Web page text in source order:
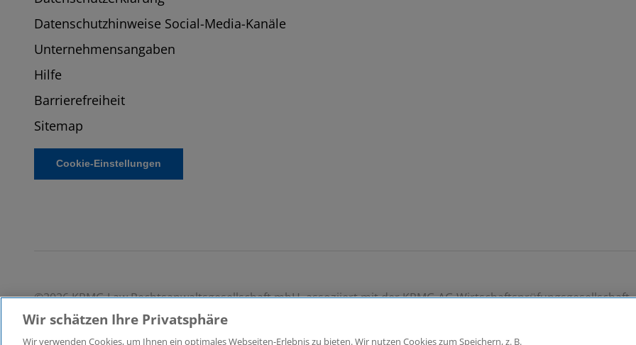
Datenschutzhinweise Social-Media-Kanäle
Unternehmensangaben
Hilfe
Barrierefreiheit
Sitemap
Cookie-Einstellungen
©2026 KPMG Law Rechtsanwaltsgesellschaft mbH, assoziiert mit der KPMG AG
ein Mitglied der globalen KPMG-Organisation unabhängiger Mitgliedsfirmen, die KPMG International Limited,
angeschlossen sind. Alle Rechte vorbehalten. Für weitere Einzelheiten über die Struktur der globalen
Wir schätzen Ihre Privatsphäre
Wir verwenden Cookies, um Ihnen ein optimales Webseiten-Erlebnis zu bieten. Wir nutzen Cookies zum Speichern, z. B.